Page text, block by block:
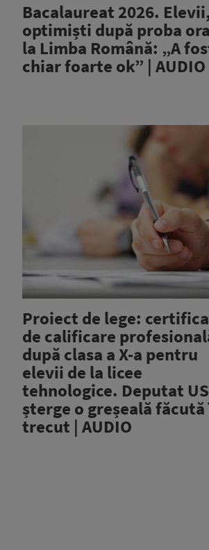
Bacalaureat 2026.
optimiști după proba
la Limba Română: „A
chiar foarte ok” | AUDIO
Proiect de lege:
de calificare
după clasa a X-a pentru
elevii de la licee
tehnologice. Deputat
șterge o greșeală făcută
trecut | AUDIO